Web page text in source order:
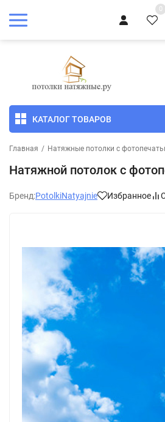
0
КАТАЛОГ ТОВАРОВ
Главная / Натяжные потолки с
Натяжной потолок с
Бренд:PotolkiNatyajnie Избранное